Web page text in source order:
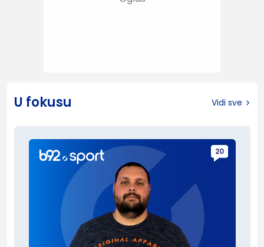
U fokusu Vidi sve
20